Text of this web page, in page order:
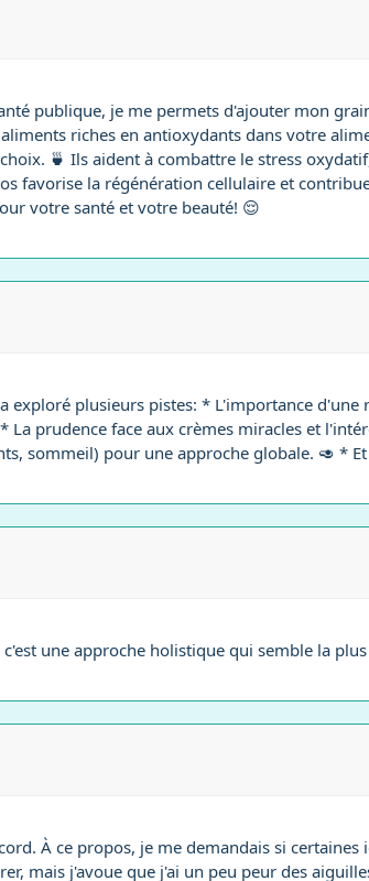
publique, je me permets d'ajouter mon
riches en antioxydants dans votre
🍵 Ils aident à combattre le stress
favorise la régénération cellulaire et
votre santé et votre beauté! 😌
exploré plusieurs pistes: * L'importance
La prudence face aux crèmes miracles et
sommeil) pour une approche globale. 🥑 *
c'est une approche holistique qui semble la
À ce propos, je me demandais si
mais j'avoue que j'ai un peu peur des